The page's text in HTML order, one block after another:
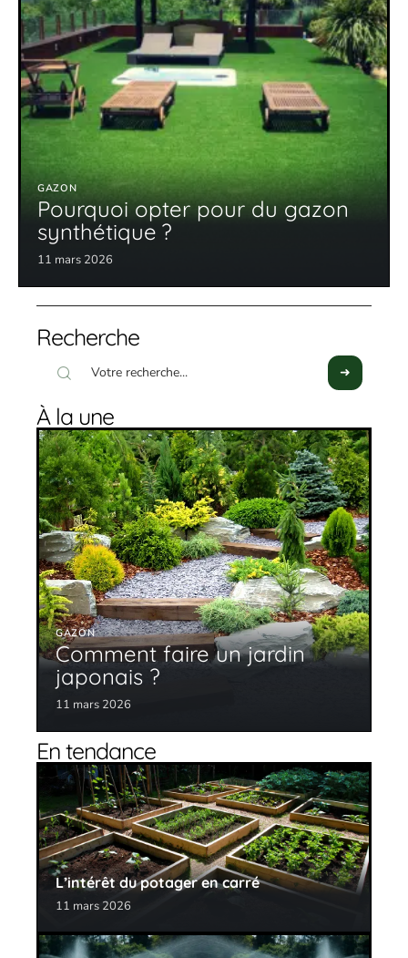
GAZON
Pourquoi opter pour du gazon
synthétique ?
11 mars 2026
Recherche
À la une
GAZON
Comment faire un jardin
japonais ?
11 mars 2026
En tendance
L’intérêt du potager en carré
11 mars 2026